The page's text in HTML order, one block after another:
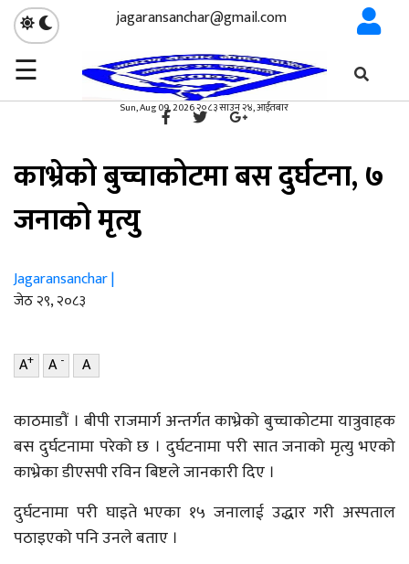
jagaransanchar@gmail.com
☰
Sun, Aug 09, 2026 २०८३ साउन २४, आईतबार
×
गृहपृष्ठ समाचार
समाचार
काभ्रेको बुच्चाकोटमा बस दुर्घटना, ७
जनाको मृत्यु
Jagaransanchar |
जेठ २९, २०८३
A+ A- A
काठमाडौं । बीपी राजमार्ग अन्तर्गत काभ्रेको बुच्चाकोटमा यात्रुवाहक
बस दुर्घटनामा परेको छ । दुर्घटनामा परी सात जनाको मृत्यु भएको
काभ्रेका डीएसपी रविन बिष्टले जानकारी दिए ।
दुर्घटनामा परी घाइते भएका १५ जनालाई उद्धार गरी अस्पताल
पठाइएको पनि उनले बताए ।